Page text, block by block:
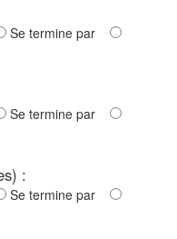
Se termine par
Se termine par
:
Se termine par